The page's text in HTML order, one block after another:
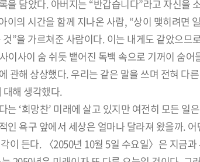
담았다. 아버지는 “반갑습니다”라고 자신을
의 시간을 함께 지나온 사람, “상이 맺히려면
”을 가르쳐준 사람이다. 이는 내게도 같았으므
이사이 숨 쉬듯 뱉어진 독백 속으로 기꺼이 숨어
관해 상상했다. 우리는 같은 말을 쓰며 전혀 다
해 생각했다.
‘희망찬’ 미래에 살고 있지만 여전히 모든 일
욕구 앞에서 세상은 얼마나 달라져 왔을까.
이 든다. 〈2050년 10월 5일 수요일〉은 지금